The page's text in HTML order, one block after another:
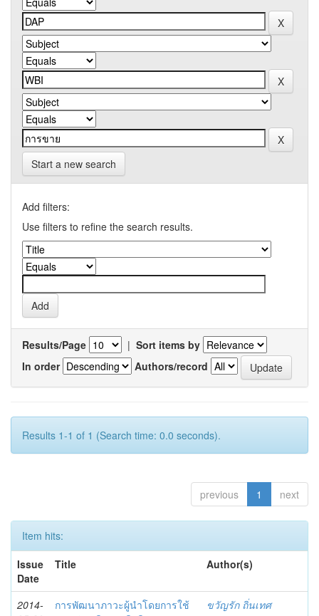
Start a new search
Add filters:
Use filters to refine the search results.
Results/Page | Sort items by
In order
Authors/record
Results 1-1 of 1 (Search time: 0.0 seconds).
previous 1 next
Item hits:
Issue
Date
Title Author(s)
2014-
การพัฒนาภาวะผู้นำโดยการใช้
ขวัญรัก ถิ่นเทศ